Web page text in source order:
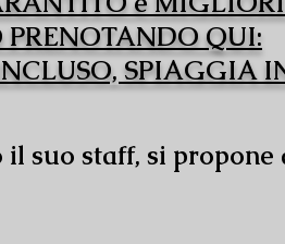
PRENOTANDO QUI:
SPIAGGIA
suo staff, si propone